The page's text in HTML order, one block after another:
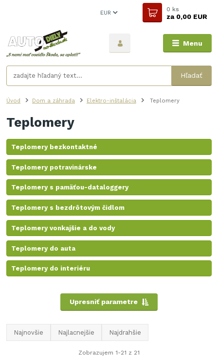
Menu
EUR
Hľadať
0 ks
za0,00 EUR
Úvod Dom a záhrada Elektro-inštalácia Teplomery
Teplomery
Teplomery bezkontaktné
Teplomery potravinárske
Teplomery s pamäťou-dataloggery
Teplomery s bezdrôtovým čidlom
Teplomery vonkajšie a do vody
Teplomery do auta
Teplomery do interiéru
Upresniť parametre
Najnovšie Najlacnejšie Najdrahšie
Zobrazujem 1-21 z 21